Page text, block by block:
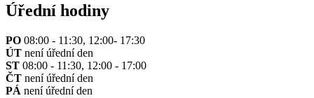
Úřední hodiny
PO 08:00 - 11:30, 12:00- 17:30
ÚT není úřední den
ST 08:00 - 11:30, 12:00 - 17:00
ČT není úřední den
PÁ není úřední den